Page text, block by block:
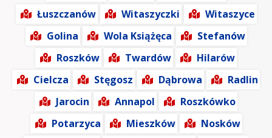
Łuszczanów
Witaszyczki
Witaszyce
Golina
Wola Książęca
Stefanów
Roszków
Twardów
Hilarów
Cielcza
Stęgosz Dąbrowa
Radlin
Jarocin
Annapol
Roszkówko
Potarzyca
Mieszków
Nosków